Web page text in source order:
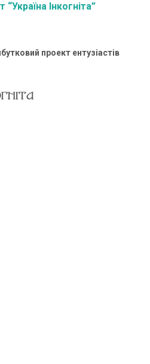
Інкогніта”
проект ентузіастів